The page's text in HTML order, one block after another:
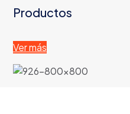
Productos
Ver más